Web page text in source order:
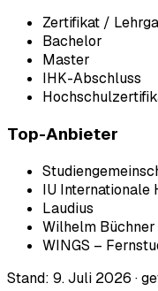
Zertifikat /
Bachelor
Master
IHK-Abschluss
Top-Anbieter
IU Internationale
Laudius
Wilhelm
WINGS –
Stand: 9. Juli 2026 ·